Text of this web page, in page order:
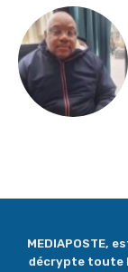
MEDIAPOSTE,
décrypte toute